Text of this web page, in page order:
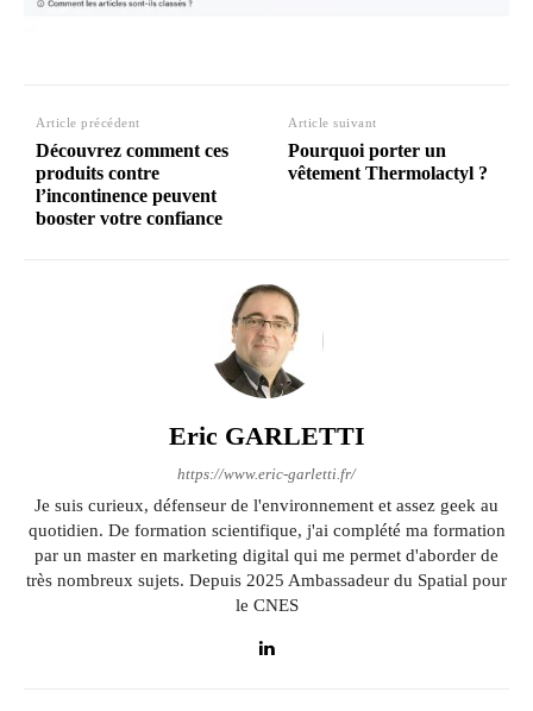
Article précédent
Découvrez comment ces
produits contre
l’incontinence peuvent
booster votre confiance
Article suivant
Pourquoi porter un
vêtement Thermolactyl ?
Eric GARLETTI
https://www.eric-garletti.fr/
Je suis curieux, défenseur de l'environnement et assez geek au
quotidien. De formation scientifique, j'ai complété ma formation
par un master en marketing digital qui me permet d'aborder de
très nombreux sujets. Depuis 2025 Ambassadeur du Spatial pour
le CNES